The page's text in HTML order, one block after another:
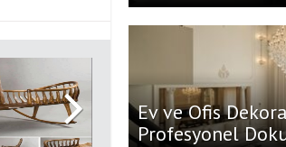
Ev ve Ofis
Profesyonel